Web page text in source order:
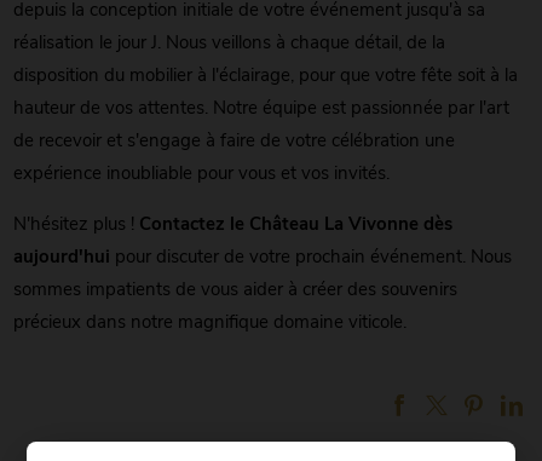
depuis la conception initiale de votre événement jusqu'à sa
réalisation le jour J. Nous veillons à chaque détail, de la
disposition du mobilier à l'éclairage, pour que votre fête soit à la
hauteur de vos attentes. Notre équipe est passionnée par l'art
de recevoir et s'engage à faire de votre célébration une
expérience inoubliable pour vous et vos invités.
N'hésitez plus ! Contactez le Château La Vivonne dès
aujourd'hui pour discuter de votre prochain événement. Nous
sommes impatients de vous aider à créer des souvenirs
précieux dans notre magnifique domaine viticole.